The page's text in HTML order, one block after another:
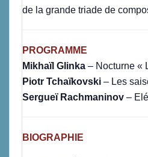
de la grande triade de
PROGRAMME
Mikhaïl Glinka – Nocturne «
Piotr Tchaïkovski – Les
Sergueï Rachmaninov –
BIOGRAPHIE